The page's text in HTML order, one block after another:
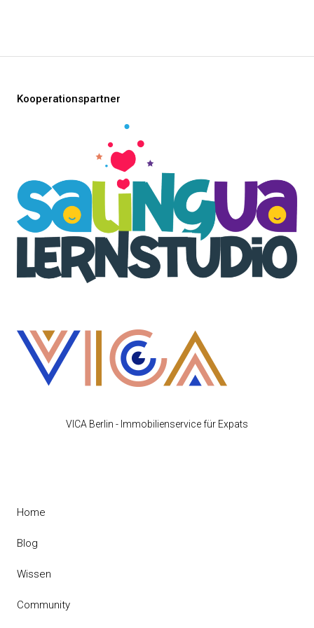
Kooperationspartner
VICA Berlin - Immobilienservice für Expats
Home
Blog
Wissen
Community